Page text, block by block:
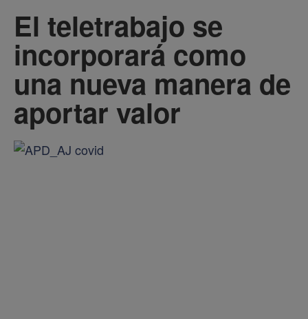
El teletrabajo se
incorporará como
una nueva manera de
aportar valor